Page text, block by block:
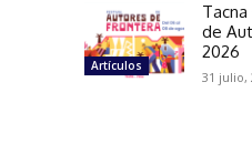
Artículos
de
2026
31 julio,